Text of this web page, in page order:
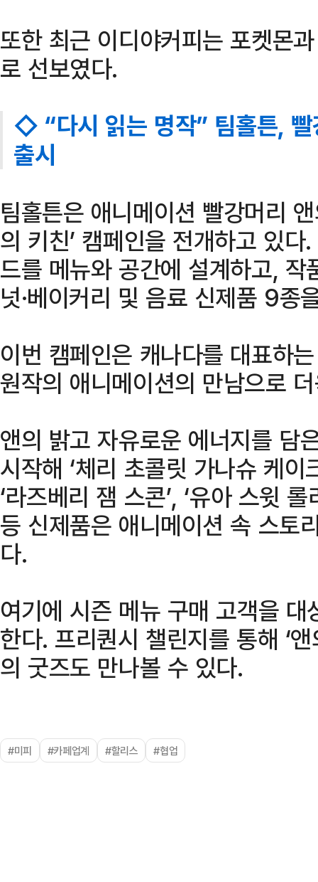
또한 최근 이디야커피는 포켓몬
로 선보였다.
◇ “다시 읽는 명작” 팀홀튼,
출시
팀홀튼은 애니메이션 빨강머리
의 키친’ 캠페인을 전개하고 있
드를 메뉴와 공간에 설계하고,
넛·베이커리 및 음료 신제품 9종
이번 캠페인은 캐나다를 대표하
원작의 애니메이션의 만남으로
앤의 밝고 자유로운 에너지를 담
시작해 ‘체리 초콜릿 가나슈 케이
‘라즈베리 잼 스콘’, ‘유아 스윗
등 신제품은 애니메이션 속 스토
다.
여기에 시즌 메뉴 구매 고객을 대
한다. 프리퀀시 챌린지를 통해 ‘
의 굿즈도 만나볼 수 있다.
#미피 #카페업계 #할리스 #협업